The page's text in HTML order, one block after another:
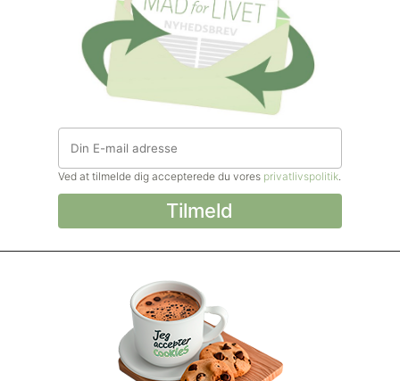
Ved at tilmelde dig accepterede du vores privatlivspolitik.
© Madforlivet.com, 2000–2025. Alle
rettigheder forbeholdt.
øvrigt materiale må kun gengives med
tilladelse fra Sophia Helse ApS.